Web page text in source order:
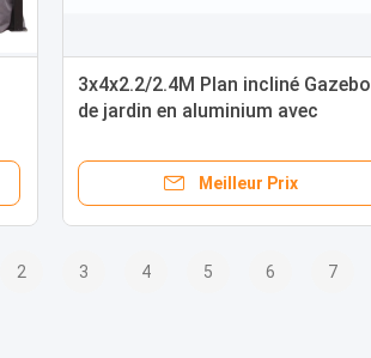
3x4x2.2/2.4M Plan incliné Gazebo
de jardin en aluminium avec
luxe
Meilleur Prix
2 3 4 5 6 7